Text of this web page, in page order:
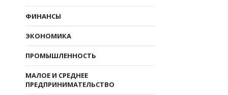
ФИНАНСЫ
ЭКОНОМИКА
ПРОМЫШЛЕННОСТЬ
МАЛОЕ И СРЕДНЕЕ
ПРЕДПРИНИМАТЕЛЬСТВО